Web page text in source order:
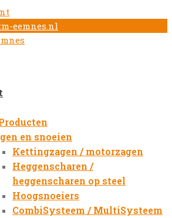
eemnes.nl
en snoeien
Kettingzagen / motorzagen
Heggenscharen /
heggenscharen op steel
Hoogsnoeiers
CombiSysteem / MultiSysteem